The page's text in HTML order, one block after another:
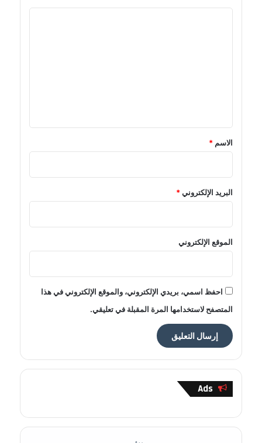
*
الاسم *
البريد الإلكتروني*
الموقع الإلكتروني
احفظ اسمي، بريدي الإلكتروني، والموقع الإلكتروني في هذا
المتصفح لاستخدامها المرة المقبلة في تعليقي.
Ads